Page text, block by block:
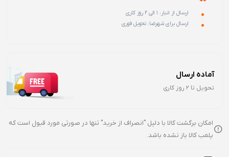
ارسال از انبار: 1 الی 2 روز کاری
ارسال برای شهرضا: تحویل فوری
آماده ارسال
تحویل تا 2 روز کاری
امکان برگشت کالا با دلیل "انصراف از خرید" تنها در صورتی مورد قبول است که
پلمب کالا باز نشده باشد.